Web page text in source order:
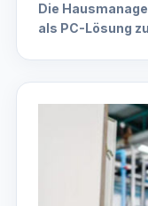
Die
als PC-Lösung